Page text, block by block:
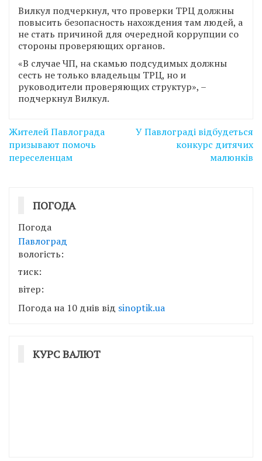
Вилкул подчеркнул, что проверки ТРЦ должны
повысить безопасность нахождения там людей, а
не стать причиной для очередной коррупции со
стороны проверяющих органов.
«В случае ЧП, на скамью подсудимых должны
сесть не только владельцы ТРЦ, но и
руководители проверяющих структур», –
подчеркнул Вилкул.
Навігація
записів
Жителей Павлограда
призывают помочь
переселенцам
У Павлограді відбудеться
конкурс дитячих
малюнків
ПОГОДА
Погода
Павлоград
вологість:
тиск:
вітер:
Погода на 10 днів від sinoptik.ua
КУРС ВАЛЮТ